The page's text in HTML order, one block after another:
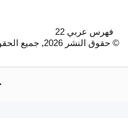
فهرس عربي 22
© حقوق النشر 2026, جميع الحقوق محفوظة.